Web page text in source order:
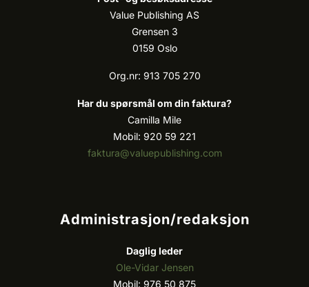
Value Publishing AS
Grensen 3
0159 Oslo
Org.nr: 913 705 270
Har du spørsmål om din faktura?
Camilla Mile
Mobil: 920 59 221
faktura@valuepublishing.com
Administrasjon/redaksjon
Daglig leder
Ole-Vidar Jensen
Mobil: 976 50 875